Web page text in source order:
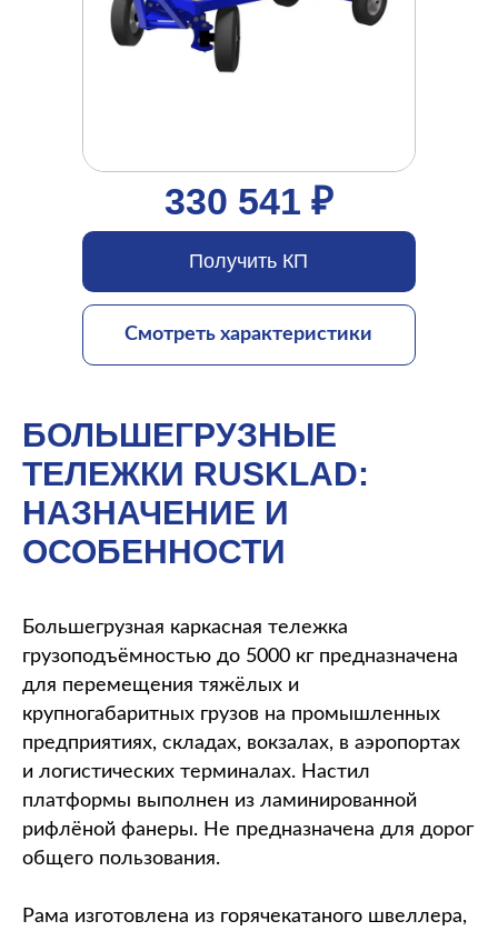
330 541 ₽
Смотреть характеристики
Получить КП
БОЛЬШЕГРУЗНЫЕ
ТЕЛЕЖКИ RUSKLAD:
НАЗНАЧЕНИЕ И
ОСОБЕННОСТИ
Большегрузная каркасная тележка
грузоподъёмностью до 5000 кг предназначена
для перемещения тяжёлых и
крупногабаритных грузов на промышленных
предприятиях, складах, вокзалах, в аэропортах
и логистических терминалах. Настил
платформы выполнен из ламинированной
рифлёной фанеры. Не предназначена для дорог
общего пользования.
Рама изготовлена из горячекатаного швеллера,